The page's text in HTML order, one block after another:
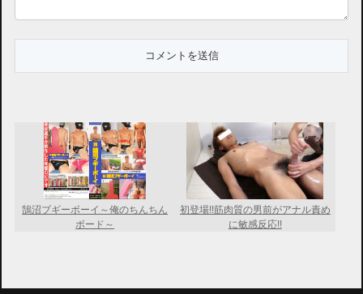
鵠沼ブギーボーイ～俺のちんちん
ボード～
初登場!!筋肉質の男前がアナル責め
に敏感反応!!